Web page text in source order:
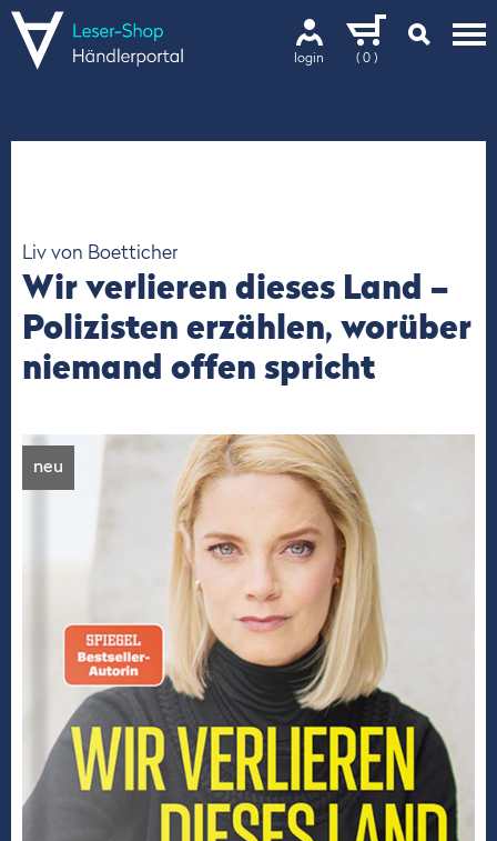
login ( 0 )
Liv von Boetticher
Wir verlieren dieses Land –
Polizisten erzählen, worüber
niemand offen spricht
neu